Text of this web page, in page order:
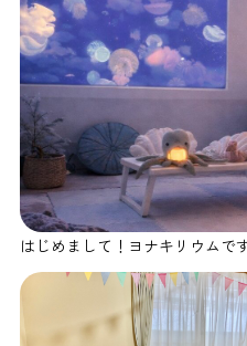
はじめまして！ヨナキリウムで